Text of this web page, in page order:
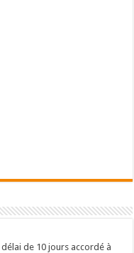
de 10 jours accordé à